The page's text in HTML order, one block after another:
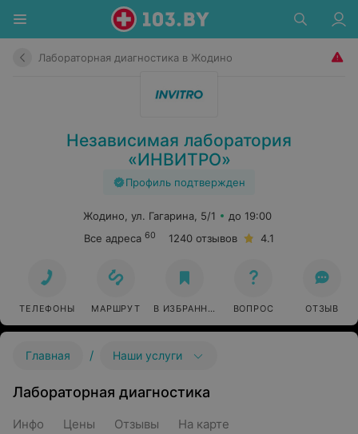
Лабораторная диагностика в Жодино
Независимая лаборатория
«ИНВИТРО»
Профиль подтвержден
Жодино, ул. Гагарина, 5/1
до 19:00
Все адреса 60 1240 отзывов 4.1
ТЕЛЕФОНЫ МАРШРУТ В ИЗБРАННОЕ ВОПРОС ОТЗЫВ
Главная / Наши услуги
Лабораторная диагностика
Инфо Цены Отзывы На карте